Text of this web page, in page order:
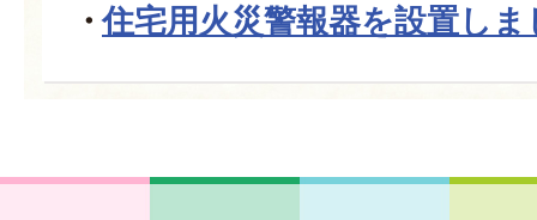
住宅用火災警報器を設置し